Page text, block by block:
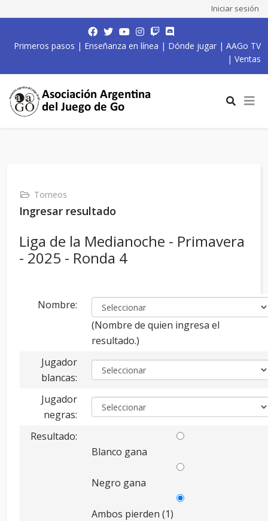
Iniciar sesión
Primeros pasos | Enseñanza en línea | Dónde jugar | AAGo TV
| Ventas
Torneos
Ingresar resultado
Liga de la Medianoche - Primavera
- 2025 - Ronda 4
Nombre:
(Nombre de quien ingresa el
resultado.)
Jugador
blancas:
Jugador
negras:
Resultado:
Blanco gana
Negro gana
Ambos pierden (1)